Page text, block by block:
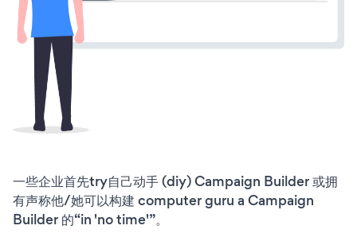
一些企业首先try自己动手 (diy) Campaign Builder 或拥
有声称他/她可以构建 computer guru a Campaign
Builder 的“in 'no time'”。